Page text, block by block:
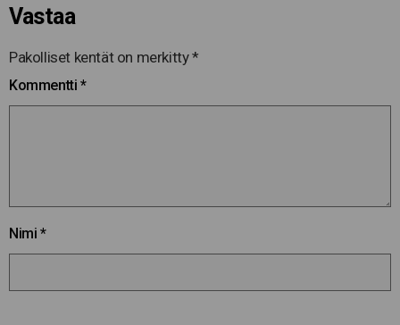
Vastaa
Pakolliset kentät on merkitty*
Kommentti *
Nimi *